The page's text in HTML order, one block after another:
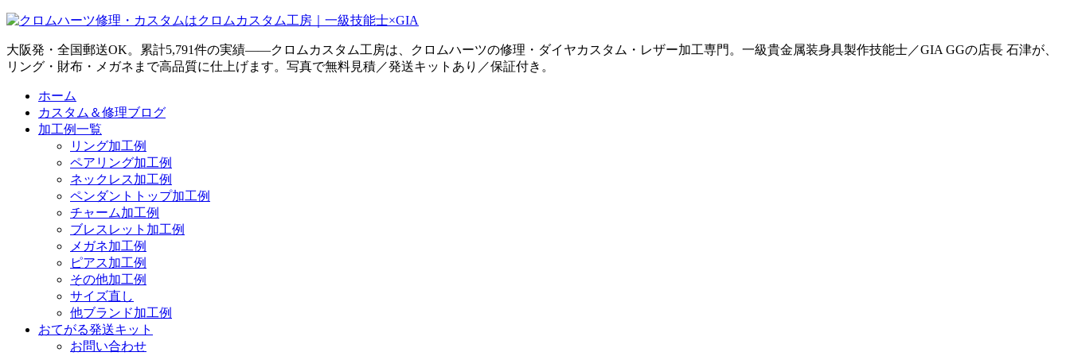
大阪発・全国郵送OK。累計5,791件の実績——クロムカスタム工房は、クロムハーツの修理・ダイヤカスタム・レザー加工専門。一級貴金属装身具製作技能士／GIA GGの店長 石津が、
リング・財布・メガネまで高品質に仕上げます。写真で無料見積／発送キットあり／保証付き。
ホーム
カスタム＆修理ブログ
加工例一覧
リング加工例
ペアリング加工例
ネックレス加工例
ペンダントトップ加工例
チャーム加工例
ブレスレット加工例
メガネ加工例
ピアス加工例
その他加工例
サイズ直し
他ブランド加工例
おてがる発送キット
お問い合わせ